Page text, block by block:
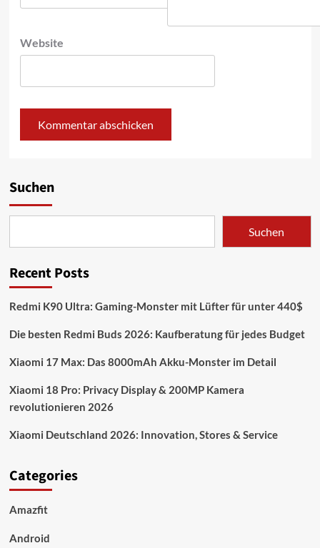
Website
Suchen
Suchen
Recent Posts
Redmi K90 Ultra: Gaming-Monster mit Lüfter für unter 440$
Die besten Redmi Buds 2026: Kaufberatung für jedes Budget
Xiaomi 17 Max: Das 8000mAh Akku-Monster im Detail
Xiaomi 18 Pro: Privacy Display & 200MP Kamera
revolutionieren 2026
Xiaomi Deutschland 2026: Innovation, Stores & Service
Categories
Amazfit
Android